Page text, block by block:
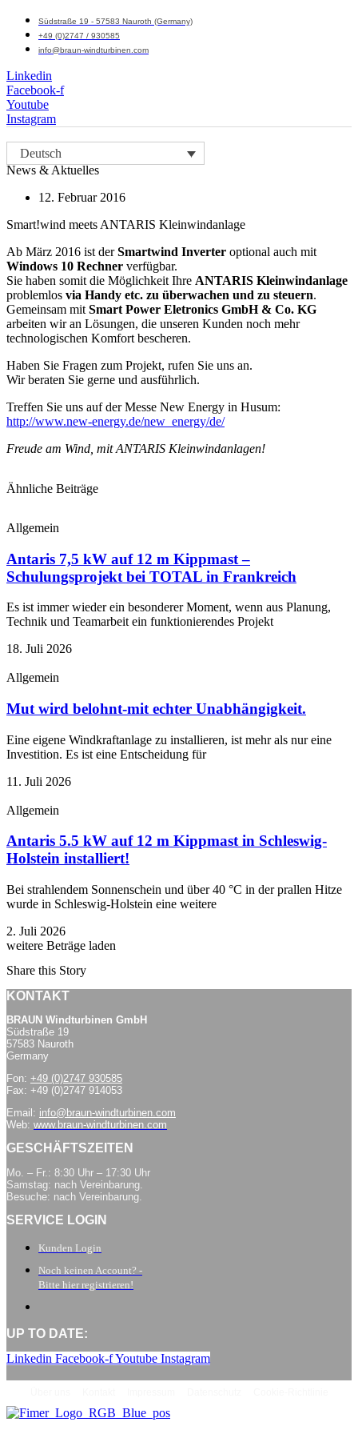
Südstraße 19 - 57583 Nauroth (Germany)
+49 (0)2747 / 930585
info@braun-windturbinen.com
Linkedin
Facebook-f
Youtube
Instagram
Deutsch
News & Aktuelles
12. Februar 2016
Smart!wind meets ANTARIS Kleinwindanlage
Ab März 2016 ist derSmartwind Inverter optional auch mit
Windows 10 Rechner verfügbar.
Sie haben somit die Möglichkeit Ihre ANTARIS Kleinwindanlage
problemlos via Handy etc. zu überwachen und zu steuern.
Gemeinsam mit Smart Power Eletronics GmbH & Co. KG
arbeiten wir an Lösungen, die unseren Kunden noch mehr
technologischen Komfort bescheren.
Haben Sie Fragen zum Projekt, rufen Sie uns an.
Wir beraten Sie gerne und ausführlich.
Treffen Sie uns auf der Messe New Energy in Husum:
http://www.new-energy.de/new_energy/de/
Freude am Wind, mit ANTARIS Kleinwindanlagen!
Ähnliche Beiträge
Allgemein
Antaris 7,5 kW auf 12 m Kippmast –
Schulungsprojekt bei TOTAL in Frankreich
Es ist immer wieder ein besonderer Moment, wenn aus Planung,
Technik und Teamarbeit ein funktionierendes Projekt
18. Juli 2026
Allgemein
Mut wird belohnt-mit echter Unabhängigkeit.
Eine eigene Windkraftanlage zu installieren, ist mehr als nur eine
Investition. Es ist eine Entscheidung für
11. Juli 2026
Allgemein
Antaris 5.5 kW auf 12 m Kippmast in Schleswig-
Holstein installiert!
Bei strahlendem Sonnenschein und über 40 °C in der prallen Hitze
wurde in Schleswig-Holstein eine weitere
2. Juli 2026
weitere Beträge laden
Share this Story
KONTAKT
BRAUN Windturbinen GmbH
Südstraße 19
57583 Nauroth
Germany
Fon: +49 (0)2747 930585
Fax: +49 (0)2747 914053
Email: info@braun-windturbinen.com
Web: www.braun-windturbinen.com
GESCHÄFTSZEITEN
Mo. – Fr.: 8:30 Uhr – 17:30 Uhr
Samstag: nach Vereinbarung.
Besuche: nach Vereinbarung.
SERVICE LOGIN
Kunden Login
Noch keinen Account? -
Bitte hier registrieren!
UP TO DATE:
Linkedin Facebook-fYoutube Instagram